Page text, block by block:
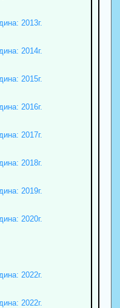
2013г.
2014г.
2015г.
2016г.
2017г.
2018г.
2019г.
2020г.
2022г.
2022г.